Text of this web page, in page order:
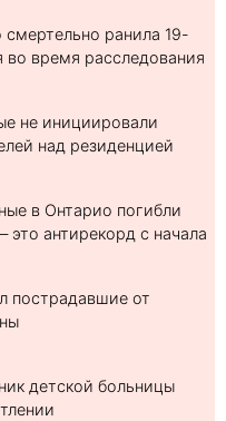
ранила 19-
во время расследования
не инициировали
над резиденцией
в Онтарио погибли
это антирекорд с начала
пострадавшие от
детской больницы